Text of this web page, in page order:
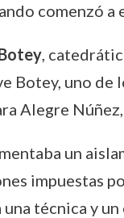
comenzó
,
Botey, uno
Alegre
un
impuestas
técnica y